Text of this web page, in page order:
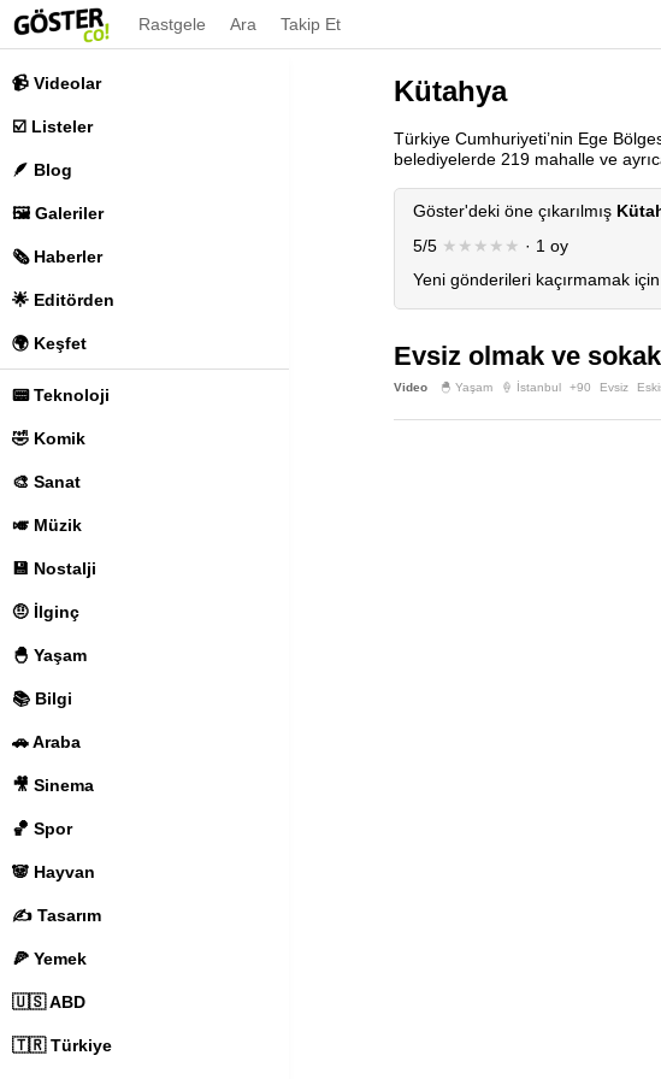
📹 Videolar
☑️ Listeler
🪶 Blog
🖼️ Galeriler
🗞️ Haberler
🌟 Editörden
🌍 Keşfet
📟 Teknoloji
🤣 Komik
🎨 Sanat
🎺 Müzik
💾 Nostalji
🤨 İlginç
🐣 Yaşam
📚 Bilgi
🚗 Araba
🎥 Sinema
🏀 Spor
🐼 Hayvan
✍️ Tasarım
🍕 Yemek
🇺🇸 ABD
🇹🇷 Türkiye
Rastgele Ara Takip Et
Kütahya
Türkiye Cumhuriyeti’nin Ege
belediyelerde 219 mahalle ve
Göster'deki öne çıkarılmış
5/5 ★★★★★ · 1 oy
Yeni gönderileri kaçırmamak için
Evsiz olmak ve
Video 🐣 Yaşam 🍦 İstanbul +90 Evsiz